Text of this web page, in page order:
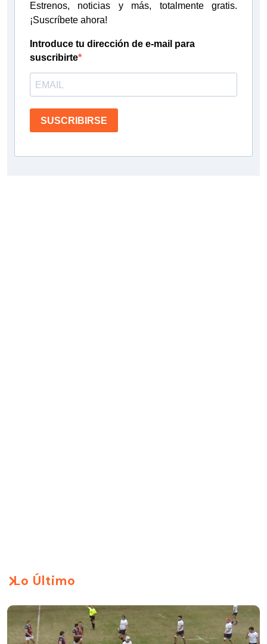
Estrenos, noticias y más, totalmente gratis.
¡Suscríbete ahora!
Introduce tu dirección de e-mail para
suscribirte
SUSCRIBIRSE
Lo Último